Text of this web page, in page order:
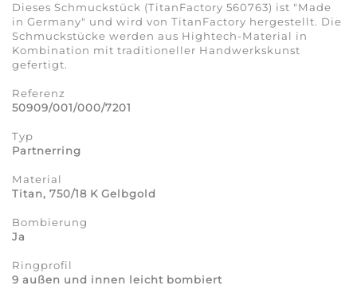
Dieses Schmuckstück (TitanFactory 560763) ist "Made
in Germany" und wird von TitanFactory hergestellt. Die
Schmuckstücke werden aus Hightech-Material in
Kombination mit traditioneller Handwerkskunst
gefertigt.
Referenz
50909/001/000/7201
Typ
Partnerring
Material
Titan, 750/18 K Gelbgold
Bombierung
Ja
Ringprofil
9 außen und innen leicht bombiert